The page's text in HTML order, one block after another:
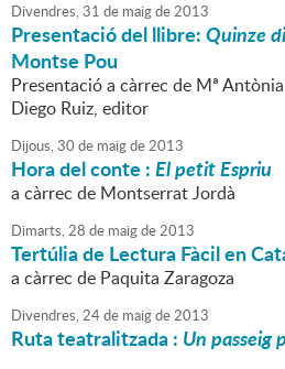
Divendres,31 de maigde2013
Presentació del llibre:Quinze
Montse Pou
Presentació a càrrec de Mª
Diego Ruiz, editor
Dijous,30 de maigde2013
Hora del conte :El petit Espriu
a càrrec de Montserrat Jordà
Dimarts,28 de maigde2013
Tertúlia de Lectura Fàcil en
a càrrec de Paquita Zaragoza
Divendres,24de maigde2013
Ruta teatralitzada : Un passeig